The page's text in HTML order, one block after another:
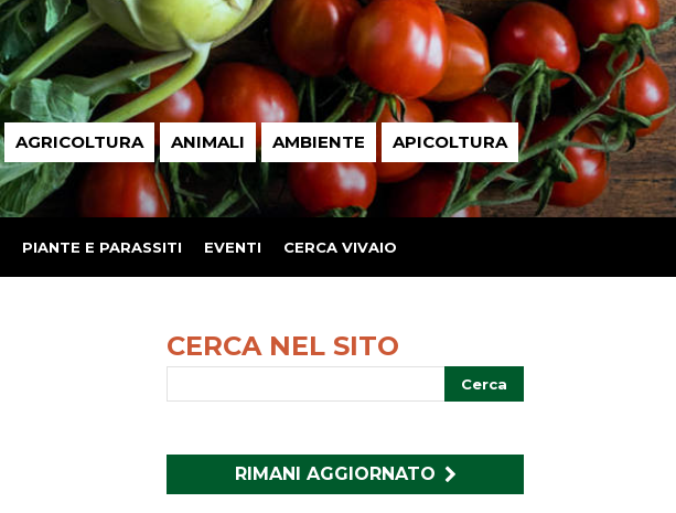
AGRICOLTURA ANIMALI AMBIENTE APICOLTURA
PIANTE E PARASSITI EVENTI CERCA VIVAIO
CERCA NEL SITO
RIMANI AGGIORNATO